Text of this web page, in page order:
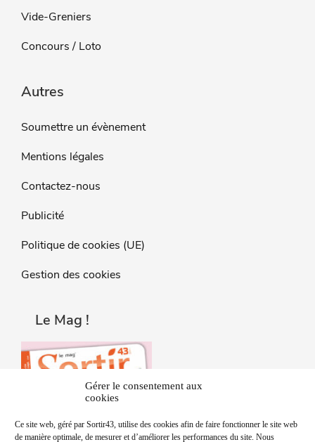
Gérer le consentement aux
cookies
Ce site web, géré par Sortir43, utilise des cookies afin de faire fonctionner le site web
de manière optimale, de mesurer et d’améliorer les performances du site. Nous
Vide-Greniers
Concours / Loto
Autres
Soumettre un évènement
Mentions légales
Contactez-nous
Publicité
Politique de cookies (UE)
Gestion des cookies
Le Mag !